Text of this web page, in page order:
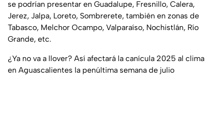
se podrían presentar en Guadalupe, Fresnillo, Calera,
Jerez, Jalpa, Loreto, Sombrerete, también en zonas de
Tabasco, Melchor Ocampo, Valparaíso, Nochistlán, Río
Grande, etc.
¿Ya no va a llover? Así afectará la canícula 2025 al clima
en Aguascalientes la penúltima semana de julio